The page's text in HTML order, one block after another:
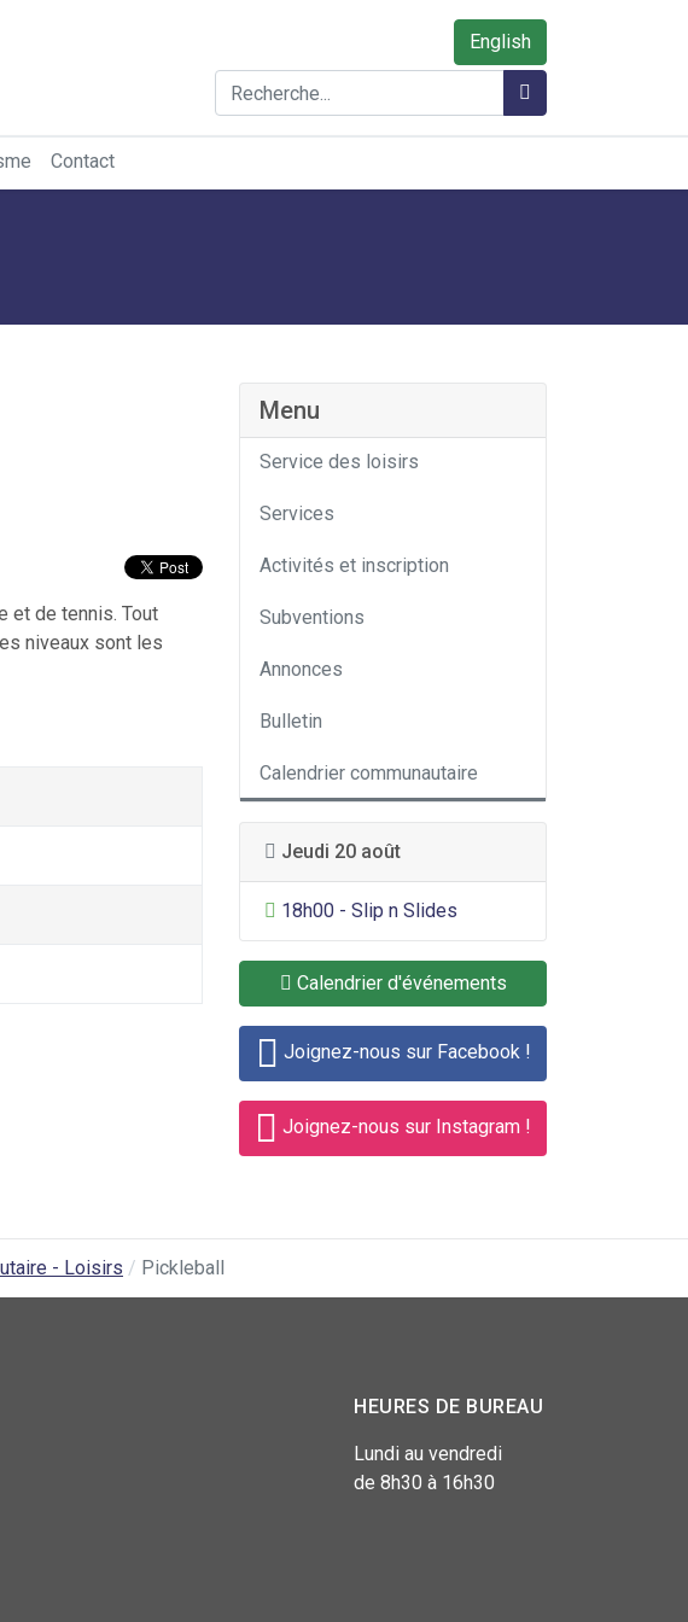
English
Rechercher
Contact
et de tennis. Tout
niveaux sont les
Menu
Service des loisirs
Services
Activités et inscription
Subventions
Annonces
Bulletin
Calendrier communautaire
Jeudi 20 août
Divertissement général
18h00 - Slip n Slides
Calendrier d'événements
Joignez-nous sur Facebook !
Joignez-nous sur Instagram !
- Loisirs Pickleball
HEURES DE BUREAU
Lundi au vendredi
de 8h30 à 16h30